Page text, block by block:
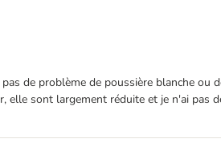
de problème de poussière blanche ou
sont largement réduite et je n'ai pas